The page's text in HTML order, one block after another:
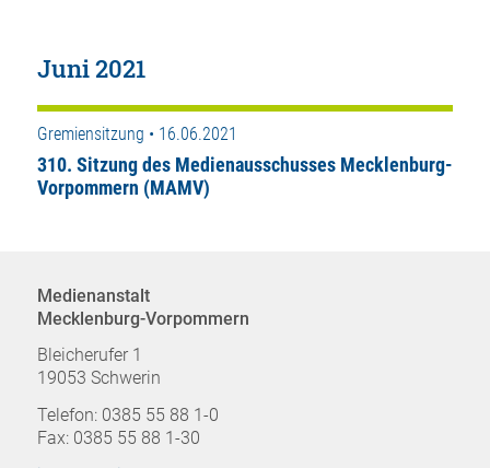
Juni 2021
Gremiensitzung • 16.06.2021
310. Sitzung des Medienausschusses Mecklenburg-
Vorpommern (MAMV)
Medienanstalt
Mecklenburg-Vorpommern
Bleicherufer 1
19053 Schwerin
Telefon: 0385 55 88 1-0
Fax: 0385 55 88 1-30